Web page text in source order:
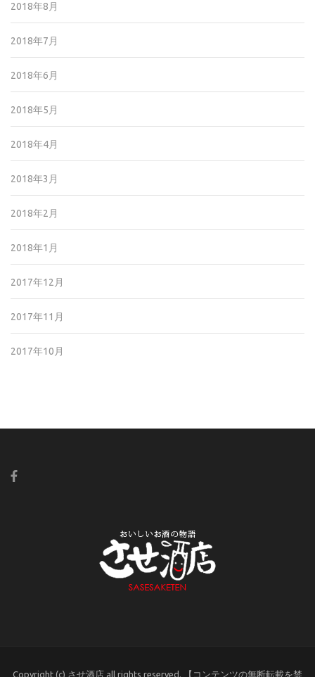
2018年8月
2018年7月
2018年6月
2018年5月
2018年4月
2018年3月
2018年2月
2018年1月
2017年12月
2017年11月
2017年10月
Copyright (c) させ酒店 all rights reserved. 【コンテンツの無断転載を禁